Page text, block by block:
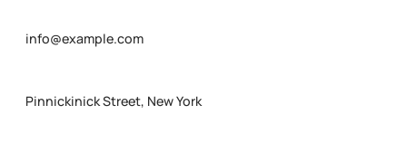
info@example.com
Pinnickinick Street, New York